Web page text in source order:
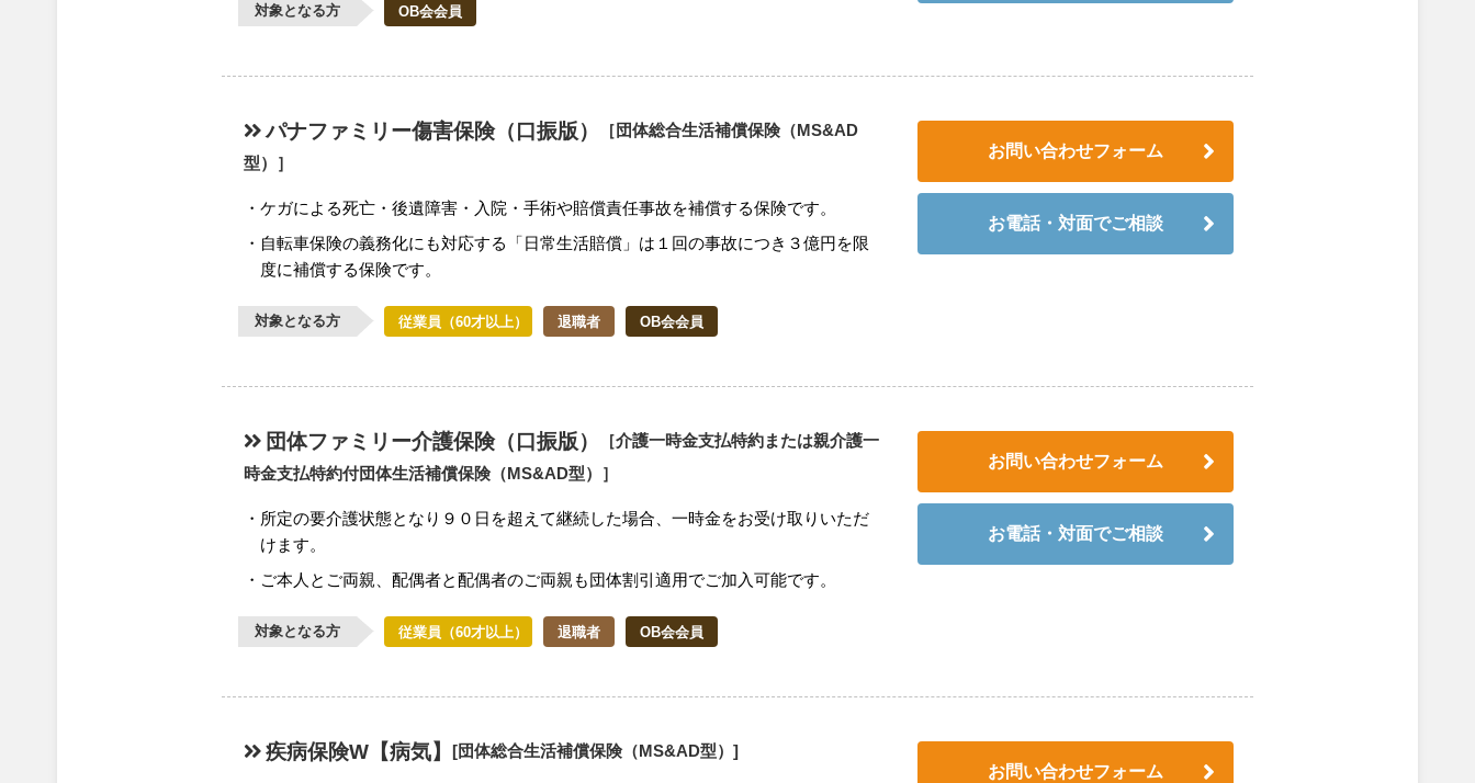
対象となる方 OB会会員
パナファミリー傷害保険（口振版）
［団体総合生活補償保険（MS&AD
型）］
ケガによる死亡・後遺障害・入院・手術や賠償責任事故を補償する保険です。
自転車保険の義務化にも対応する「日常生活賠償」は１回の事故につき３億円を限
度に補償する保険です。
対象となる方 従業員（60才以上） 退職者 OB会会員
お問い合わせフォーム
お電話・対面でご相談
団体ファミリー介護保険（口振版）
［介護一時金支払特約または親介護一
時金支払特約付団体生活補償保険（MS&AD型）］
所定の要介護状態となり９０日を超えて継続した場合、一時金をお受け取りいただ
けます。
ご本人とご両親、配偶者と配偶者のご両親も団体割引適用でご加入可能です。
対象となる方 従業員（60才以上） 退職者 OB会会員
お問い合わせフォーム
お電話・対面でご相談
疾病保険W【病気】 [団体総合生活補償保険（MS&AD型）]
お問い合わせフォーム